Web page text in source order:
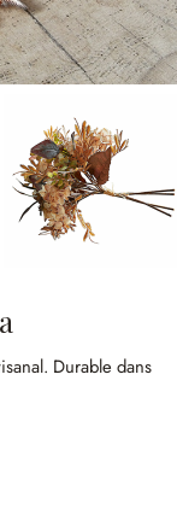
Durable dans